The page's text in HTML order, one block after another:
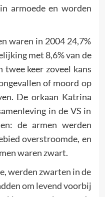
armoede en worden
waren in 2004 24,7%
met 8,6% van de
twee keer zoveel kans
of moord op
De orkaan Katrina
in de VS in
de armen werden
overstroomde, en
waren zwart.
werden zwarten in de
om levend voorbij